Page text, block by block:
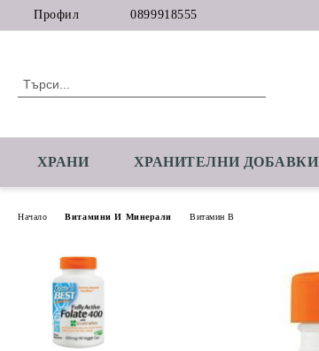
Профил 0899918555
ХРАНИ ХРАНИТЕЛНИ ДОБАВКИ
Начало Витамини И Минерали Витамин B